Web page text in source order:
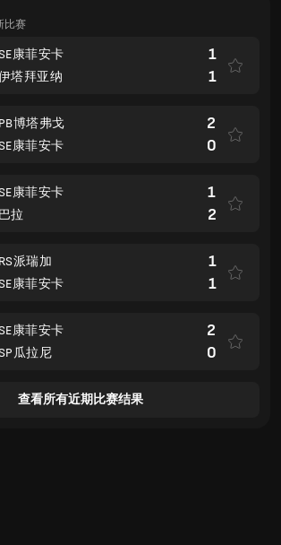
比赛
康菲安卡
塔拜亚纳
1
1
PB博塔弗戈
康菲安卡
2
0
康菲安卡
巴拉
1
2
RS派瑞加
康菲安卡
1
1
康菲安卡
瓜拉尼
2
0
查看所有近期比赛结果